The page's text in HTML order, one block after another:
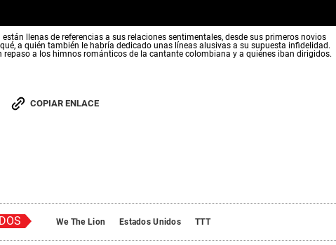
están llenas de referencias a sus relaciones sentimentales, desde sus primeros novios
a quién también le habría dedicado unas líneas alusivas a su supuesta infidelidad.
repaso a los himnos románticos de la cantante colombiana y a quiénes iban dirigidos.
COPIAR ENLACE
We The Lion Estados Unidos TTT